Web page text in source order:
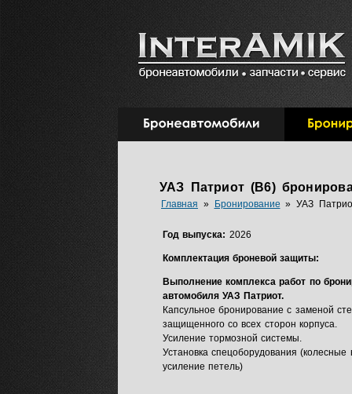
УАЗ Патриот (B6)
Главная » Бронирование » УАЗ
Год выпуска: 2026
Комплектация броневой защиты:
Выполнение комплекса работ по
автомобиля УАЗ Патриот.
Капсульное бронирование с заменой
защищенного со всех сторон корпуса.
Усиление тормозной системы.
Установка спецоборудования (колесные
усиление петель)